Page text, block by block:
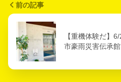
前の記事
【重機体験だ】
市豪雨災害伝承館